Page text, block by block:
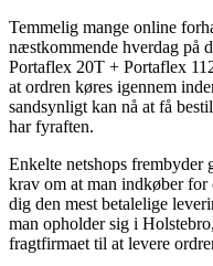
Temmelig mange online
næstkommende hverdag på
Portaflex 20T + Portaflex
at ordren køres igennem
sandsynligt kan nå at få
har fyraften.
Enkelte netshops frembyder
krav om at man indkøber for
dig den mest betalelige
man opholder sig i
fragtfirmaet til at levere